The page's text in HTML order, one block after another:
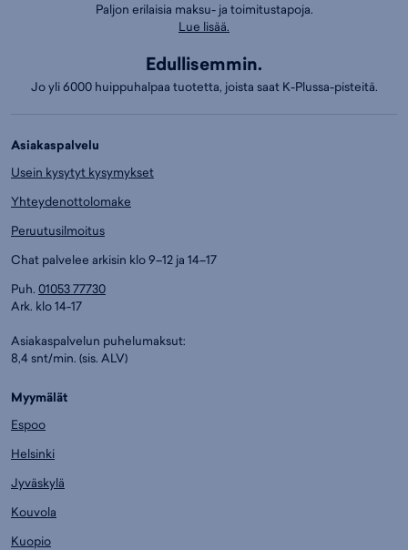
Paljon erilaisia maksu- ja toimitustapoja.
Lue lisää.
Edullisemmin.
Jo yli 6000 huippuhalpaa tuotetta, joista saat K-Plussa-pisteitä.
Asiakaspalvelu
Usein kysytyt kysymykset
Yhteydenottolomake
Peruutusilmoitus
Chat palvelee arkisin klo 9–12 ja 14–17
Puh. 01053 77730
Ark. klo 14-17
Asiakaspalvelun puhelumaksut:
8,4 snt/min. (sis. ALV)
Myymälät
Espoo
Helsinki
Jyväskylä
Kouvola
Kuopio